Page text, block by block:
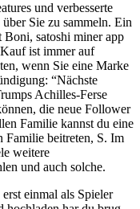
und verbesserte
Sie zu sammeln. Ein
Boni, satoshi miner app
ist immer auf
wenn Sie eine Marke
“Nächste
Achilles-Ferse
die neue Follower
Familie kannst du eine
Familie beitreten, S. Im
weitere
und auch solche.
einmal als Spieler